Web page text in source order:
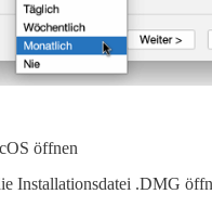
öffnen
Installationsdatei .DMG